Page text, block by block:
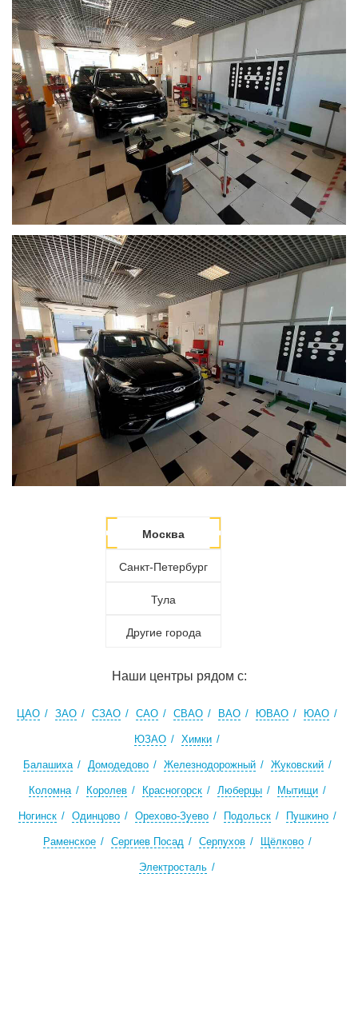
Москва
Санкт-Петербург
Тула
Другие города
Наши центры рядом с:
ЦАО ЗАО СЗАО САО СВАО ВАО ЮВАО ЮАО
ЮЗАО Химки
Балашиха Домодедово Железнодорожный Жуковский
Коломна Королев Красногорск Люберцы Мытищи
Ногинск Одинцово Орехово-Зуево Подольск Пушкино
Раменское Сергиев Посад Серпухов Щёлково
Электросталь